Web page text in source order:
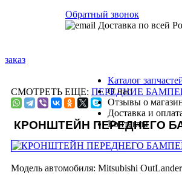
СМОТРЕТЬ ЕЩЕ: ПЕРЕДНИЕ
КРОНШТЕЙН ПЕРЕДНЕГО
Модель автомобиля: Mitsubishi
Обратный звонок
Доставка по всей
заказ
Каталог
О нас
Отзывы о
Доставка и
Контакты